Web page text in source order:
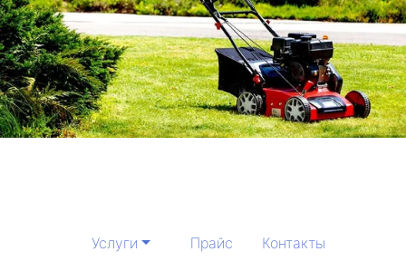
Услуги Прайс
Контакты